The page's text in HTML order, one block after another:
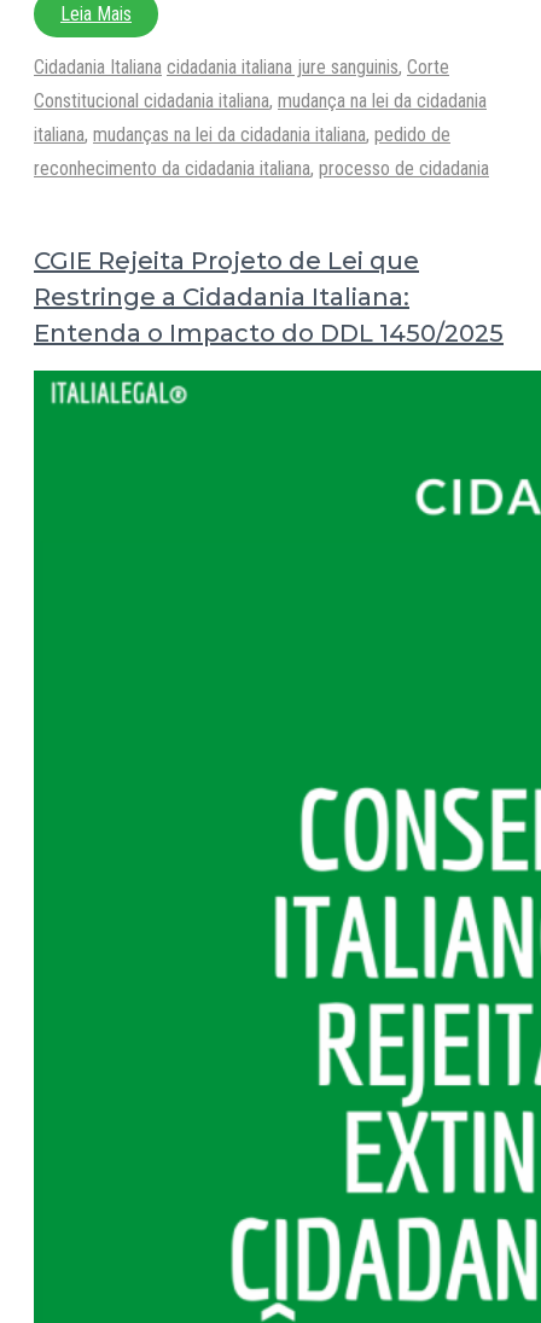
Leia Mais
Categorias
Cidadania Italiana Tags
cidadania italiana jure sanguinis, Corte
Constitucional cidadania italiana, mudança na lei da cidadania
italiana, mudanças na lei da cidadania italiana, pedido de
reconhecimento da cidadania italiana, processo de cidadania
CGIE Rejeita Projeto de Lei que
Restringe a Cidadania Italiana:
Entenda o Impacto do DDL 1450/2025